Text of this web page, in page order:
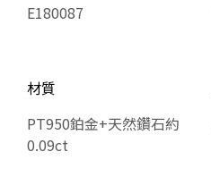
E180087
材質
PT950鉑金+天然鑽石約
0.09ct